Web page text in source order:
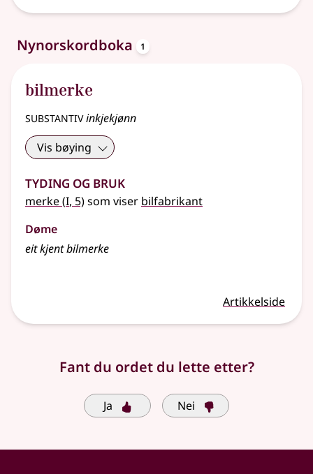
Nynorskordboka 1
bilmerke
substantivinkjekjønn
Vis bøying
Tyding og bruk
merke(1
I, 5)som viser bilfabrikant
Døme
eit kjent bilmerke
Artikkelside
Fant du ordet du lette etter?
Ja Nei